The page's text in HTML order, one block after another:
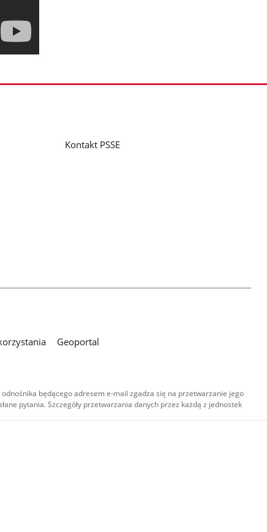
Kontakt PSSE
Geoportal
będącego adresem e-mail zgadza się na przetwarzanie jego
pytania. Szczegóły przetwarzania danych przez każdą z jednostek